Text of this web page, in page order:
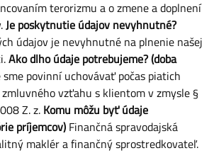
terorizmu a o zmene a doplnení
Je poskytnutie údajov nevyhnutné?
údajov je nevyhnutné na plnenie našej
Ako dlho údaje potrebujeme? (doba
sme povinní uchovávať počas piatich
vzťahu s klientom v zmysle §
Z. z. Komu môžu byť údaje
príjemcov) Finančná spravodajská
maklér a finančný sprostredkovateľ.